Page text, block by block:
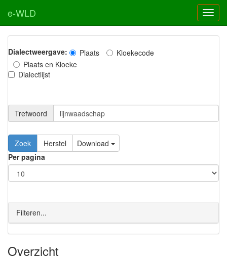
e-WLD
Dialectweergave: Plaats
Kloekecode
Plaats en Kloeke
Dialectlijst
Trefwoord
Download
Per pagina
Filteren...
Overzicht